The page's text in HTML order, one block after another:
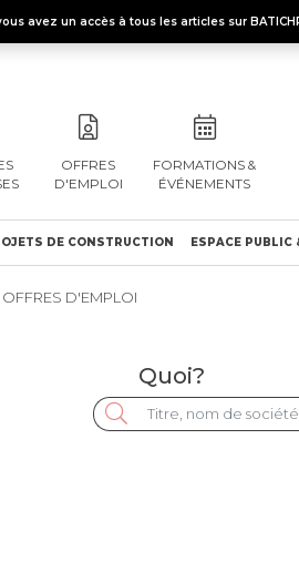
avez un accès à tous les articles sur
OFFRES
D'EMPLOI
FORMATIONS &
ÉVÉNEMENTS
DE CONSTRUCTION ESPACE PUBLIC
OFFRES D'EMPLOI
Quoi?